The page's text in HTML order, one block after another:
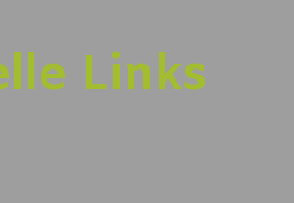
Links